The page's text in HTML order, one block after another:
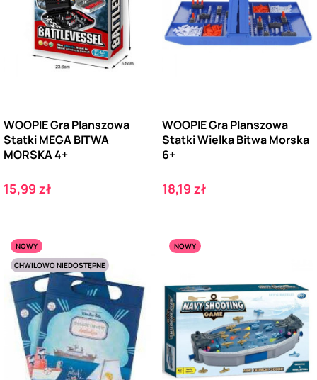
WOOPIE Gra Planszowa
Statki MEGA BITWA
MORSKA 4+
Cena
15,99 zł
WOOPIE Gra Planszowa
Statki Wielka Bitwa Morska
6+
Cena
18,19 zł
NOWY
CHWILOWO NIEDOSTĘPNE
NOWY